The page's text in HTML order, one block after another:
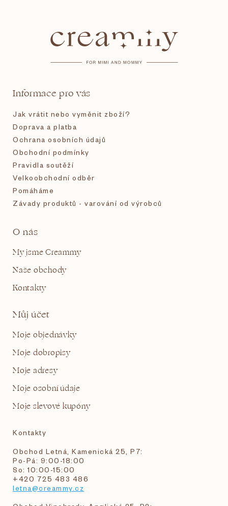
Informace pro vás
Jak vrátit nebo vyměnit zboží?
Doprava a platba
Ochrana osobních údajů
Obchodní podmínky
Pravidla soutěží
Velkoobchodní odběr
Pomáháme
Závady produktů - varování od výrobců
O nás
My jsme Creammy
Naše obchody
Kontakty
Můj účet
Moje objednávky
Moje dobropisy
Moje adresy
Moje osobní údaje
Moje slevové kupóny
Kontakty
Obchod Letná, Kamenická 25, P7:
Po-Pá: 9:00-18:00
So: 10:00-15:00
+420 725 483 486
letna@creammy.cz